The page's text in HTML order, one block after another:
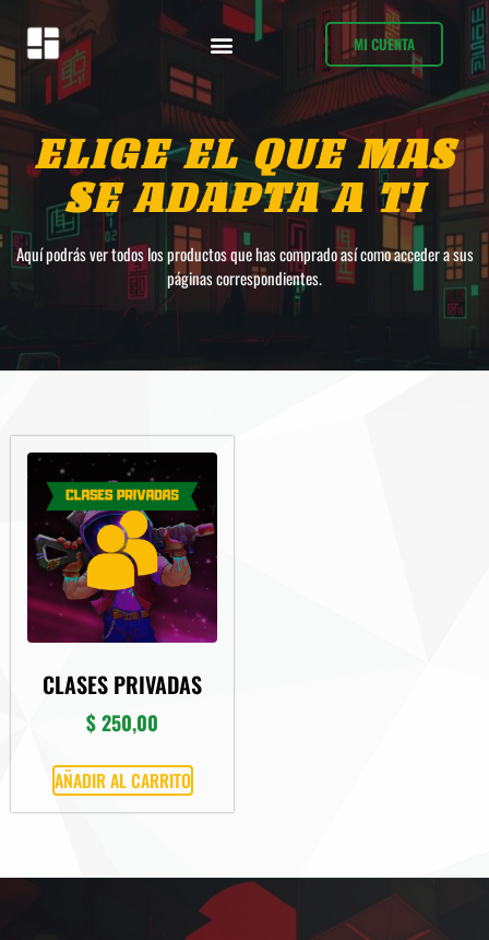
MI CUENTA
ELIGE EL QUE MAS
SE ADAPTA A TI
Aquí podrás ver todos los productos que has comprado así como acceder a sus
páginas correspondientes.
CLASES PRIVADAS
$250,00
AÑADIR AL CARRITO